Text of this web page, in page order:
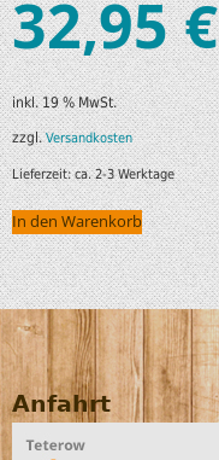
32,95€
inkl. 19 % MwSt.
zzgl.Versandkosten
Lieferzeit:ca. 2-3 Werktage
In den Warenkorb
Anfahrt